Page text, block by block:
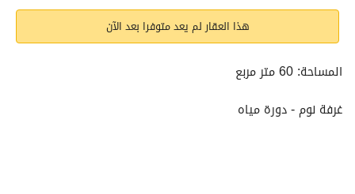
هذا العقار لم يعد متوفرا بعد الآن
المساحة: 60 متر مربع
غرفة نوم - دورة مياه